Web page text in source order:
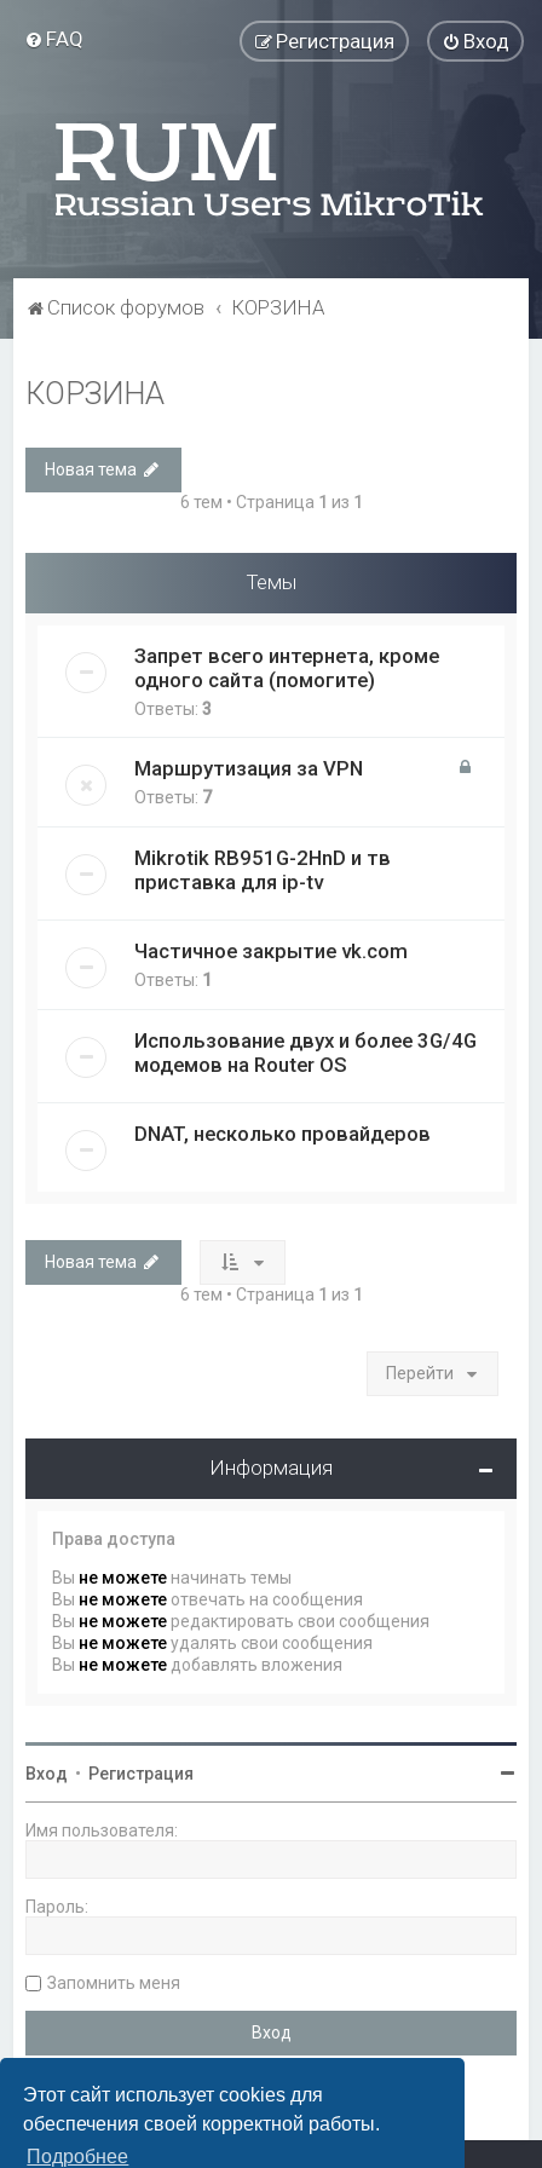
Этот сайт использует cookies для
обеспечения своей корректной работы.
Подробнее
FAQ Вход
Регистрация
Список форумов КОРЗИНА
КОРЗИНА
Новая тема
6 тем • Страница 1 из 1
Темы
Запрет всего интернета, кроме
одного сайта (помогите)
Ответы:3
Маршрутизация за VPN
Ответы: 7
Mikrotik RB951G-2HnD и тв
приставка для ip-tv
Частичное закрытие vk.com
Ответы: 1
Использование двух и более 3G/4G
модемов на Router OS
DNAT, несколько провайдеров
Новая тема
6 тем • Страница 1 из 1
Перейти
Информация
Права доступа
Вы не можете начинать темы
Вы не можете отвечать на сообщения
Вы не можете редактировать свои сообщения
Вы не можетеудалять свои сообщения
Вы не можете добавлять вложения
Вход • Регистрация
Имя пользователя:
Пароль:
Запомнить меня